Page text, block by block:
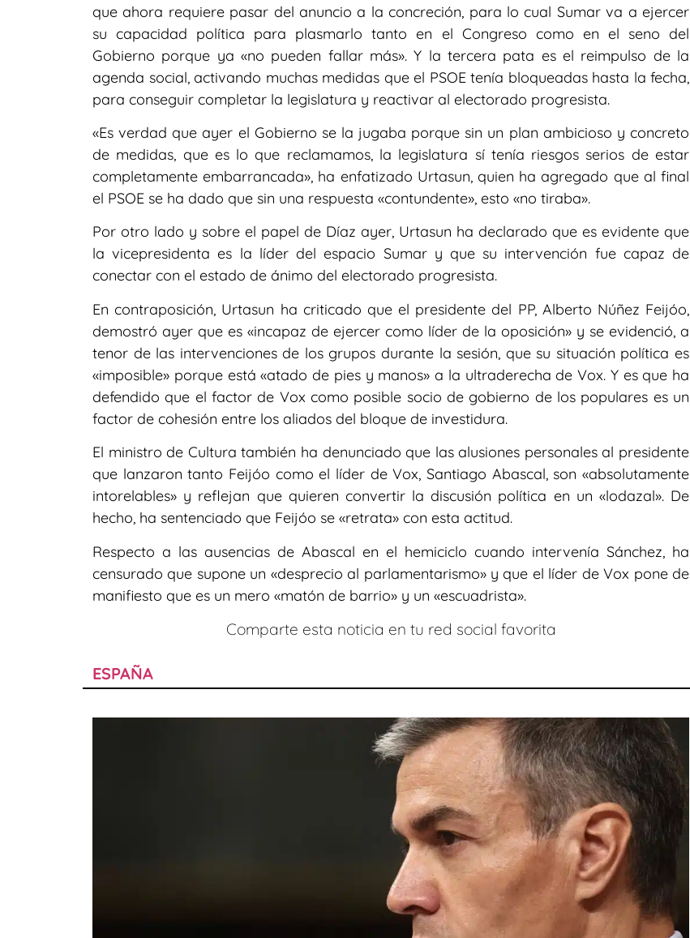
que ahora requiere pasar del anuncio a la concreción, para lo cual Sumar va a ejercer
su capacidad política para plasmarlo tanto en el Congreso como en el seno del
Gobierno porque ya «no pueden fallar más». Y la tercera pata es el reimpulso de la
agenda social, activando muchas medidas que el PSOE tenía bloqueadas hasta la fecha,
para conseguir completar la legislatura y reactivar al electorado progresista.
«Es verdad que ayer el Gobierno se la jugaba porque sin un plan ambicioso y concreto
de medidas, que es lo que reclamamos, la legislatura sí tenía riesgos serios de estar
completamente embarrancada», ha enfatizado Urtasun, quien ha agregado que al final
el PSOE se ha dado que sin una respuesta «contundente», esto «no tiraba».
Por otro lado y sobre el papel de Díaz ayer, Urtasun ha declarado que es evidente que
la vicepresidenta es la líder del espacio Sumar y que su intervención fue capaz de
conectar con el estado de ánimo del electorado progresista.
En contraposición, Urtasun ha criticado que el presidente del PP, Alberto Núñez Feijóo,
demostró ayer que es «incapaz de ejercer como líder de la oposición» y se evidenció, a
tenor de las intervenciones de los grupos durante la sesión, que su situación política es
«imposible» porque está «atado de pies y manos» a la ultraderecha de Vox. Y es que ha
defendido que el factor de Vox como posible socio de gobierno de los populares es un
factor de cohesión entre los aliados del bloque de investidura.
El ministro de Cultura también ha denunciado que las alusiones personales al presidente
que lanzaron tanto Feijóo como el líder de Vox, Santiago Abascal, son «absolutamente
intorelables» y reflejan que quieren convertir la discusión política en un «lodazal». De
hecho, ha sentenciado que Feijóo se «retrata» con esta actitud.
Respecto a las ausencias de Abascal en el hemiciclo cuando intervenía Sánchez, ha
censurado que supone un «desprecio al parlamentarismo» y que el líder de Vox pone de
manifiesto que es un mero «matón de barrio» y un «escuadrista».
Comparte esta noticia en tu red social favorita
ESPAÑA